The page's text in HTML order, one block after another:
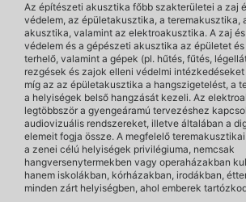
Az építészeti akusztika főbb szakterületei a zaj
védelem, az épületakusztika, a teremakusztika,
akusztika, valamint az elektroakusztika. A zaj
védelem és a gépészeti akusztika az épületet
terhelő, valamint a gépek (pl. hűtés, fűtés,
rezgések és zajok elleni védelmi
míg az az épületakusztika a hangszigetelést, a
a helyiségek belső hangzását kezeli. Az
legtöbbször a gyengeáramú tervezéshez
audiovizuális rendszereket, illetve általában a
elemeit fogja össze. A megfelelő
a zenei célú helyiségek privilégiuma, nemcsak
hangversenytermekben vagy operaházakban
hanem iskolákban, kórházakban, irodákban,
minden zárt helyiségben, ahol emberek